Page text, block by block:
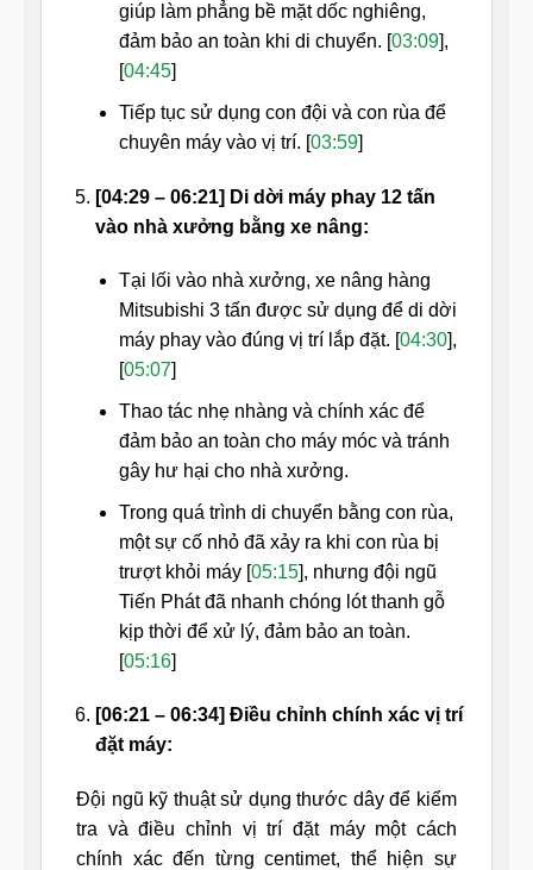
giúp làm phẳng bề mặt dốc nghiêng,
đảm bảo an toàn khi di chuyển. [03:09],
[04:45]
Tiếp tục sử dụng con đội và con rùa để
chuyên máy vào vị trí. [03:59]
[04:29 – 06:21] Di dời máy phay 12 tấn
vào nhà xưởng bằng xe nâng:
Tại lối vào nhà xưởng, xe nâng hàng
Mitsubishi 3 tấn được sử dụng để di dời
máy phay vào đúng vị trí lắp đặt. [04:30],
[05:07]
Thao tác nhẹ nhàng và chính xác để
đảm bảo an toàn cho máy móc và tránh
gây hư hại cho nhà xưởng.
Trong quá trình di chuyển bằng con rùa,
một sự cố nhỏ đã xảy ra khi con rùa bị
trượt khỏi máy [05:15], nhưng đội ngũ
Tiến Phát đã nhanh chóng lót thanh gỗ
kịp thời để xử lý, đảm bảo an toàn.
[05:16]
[06:21 – 06:34] Điều chỉnh chính xác vị trí
đặt máy:
Đội ngũ kỹ thuật sử dụng thước dây để kiểm
tra và điều chỉnh vị trí đặt máy một cách
chính xác đến từng centimet, thể hiện sự